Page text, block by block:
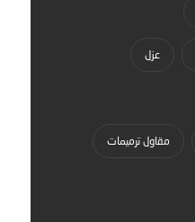
عزل
مقاول ترميمات